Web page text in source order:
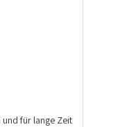
und für lange Zeit